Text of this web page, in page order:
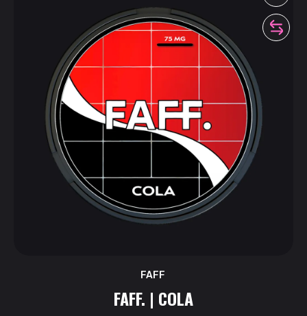
FAFF
FAFF. | COLA